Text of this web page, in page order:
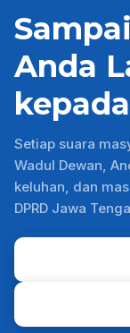
Anda
kepada
Setiap suara
Wadul Dewan,
keluhan, dan
DPRD Jawa